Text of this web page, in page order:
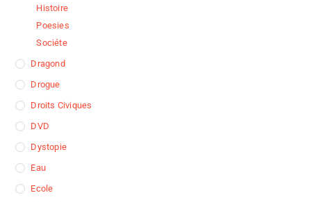
Histoire
Poesies
Sociéte
Dragond
Drogue
Droits Civiques
DVD
Dystopie
Eau
Ecole